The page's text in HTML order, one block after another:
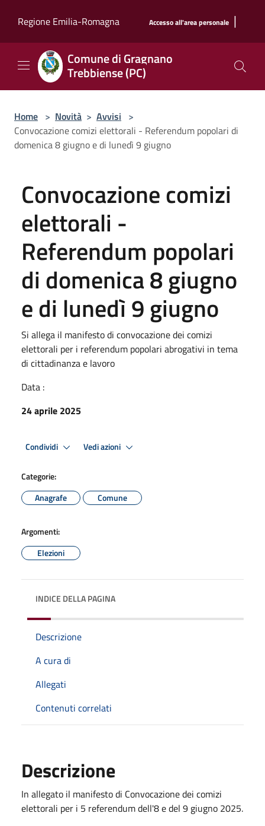
Regione Emilia-Romagna
Accesso all'area personale |
Comune di Gragnano
Trebbiense (PC)
Home > Novità > Avvisi >
Convocazione comizi elettorali - Referendum popolari di
domenica 8 giugno e di lunedì 9 giugno
Convocazione comizi
elettorali -
Referendum popolari
di domenica 8 giugno
e di lunedì 9 giugno
Si allega il manifesto di convocazione dei comizi
elettorali per i referendum popolari abrogativi in tema
di cittadinanza e lavoro
Data :
24 aprile 2025
Condividi Vedi azioni
Categorie:
Anagrafe
Comune
Argomenti:
Elezioni
INDICE DELLA PAGINA
Descrizione
A cura di
Allegati
Contenuti correlati
Descrizione
In allegato il manifesto di Convocazione dei comizi
elettorali per i 5 referendum dell'8 e del 9 giugno 2025.